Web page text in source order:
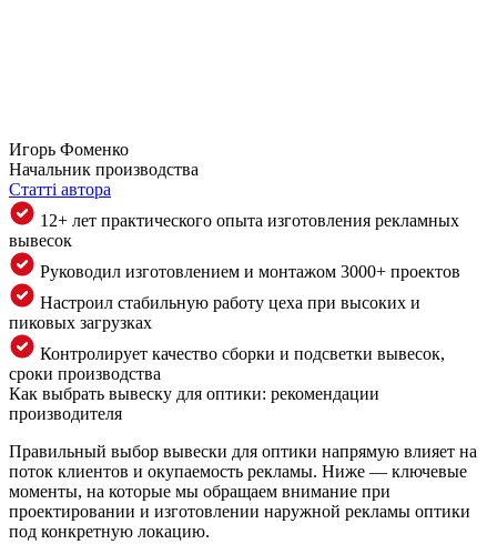
Игорь Фоменко
Начальник производства
Статті автора
12+ лет практического опыта изготовления рекламных
вывесок
Руководил изготовлением и монтажом 3000+ проектов
Настроил стабильную работу цеха при высоких и
пиковых загрузках
Контролирует качество сборки и подсветки вывесок,
сроки производства
Как выбрать вывеску для оптики: рекомендации
производителя
Правильный выбор вывески для оптики напрямую влияет на
поток клиентов и окупаемость рекламы. Ниже — ключевые
моменты, на которые мы обращаем внимание при
проектировании и изготовлении наружной рекламы оптики
под конкретную локацию.